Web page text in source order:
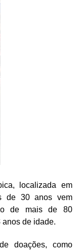
localizada em
de 30 anos vem
de mais de 80
anos de idade.
doações, como